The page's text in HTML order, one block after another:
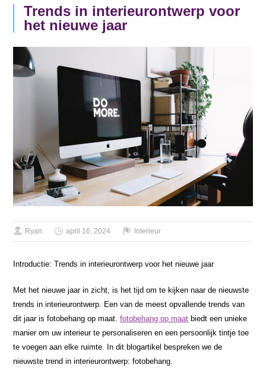
Trends in interieurontwerp voor
het nieuwe jaar
Ryan april 16, 2024 Interieur
Introductie: Trends in interieurontwerp voor het nieuwe jaar
Met het nieuwe jaar in zicht, is het tijd om te kijken naar de nieuwste
trends in interieurontwerp. Een van de meest opvallende trends van
dit jaar is fotobehang op maat.fotobehang op maat biedt een unieke
manier om uw interieur te personaliseren en een persoonlijk tintje toe
te voegen aan elke ruimte. In dit blogartikel bespreken we de
nieuwste trend in interieurontwerp: fotobehang.